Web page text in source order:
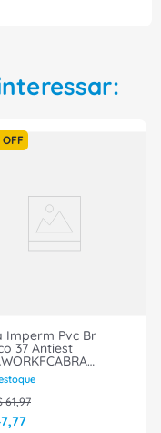
OFF
Imperm Pvc Br
37 Antiest
61,97
,77